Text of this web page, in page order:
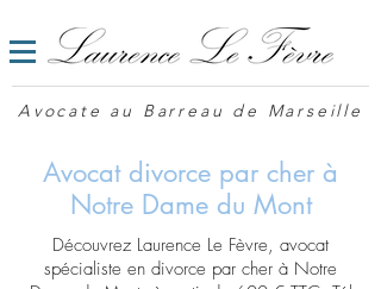
Avocate au Barreau de Marseille
Avocat divorce par cher à
Notre Dame du Mont
Découvrez Laurence Le Fèvre, avocat
spécialiste en divorce par cher à Notre